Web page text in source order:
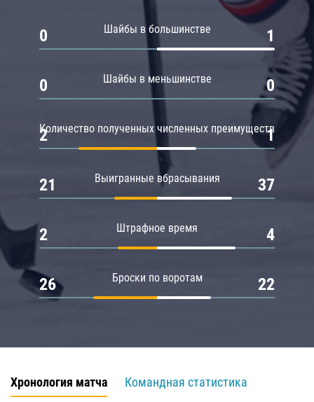
Шайбы в большинстве
0 1
Шайбы в меньшинстве
0 0
Количество полученных численных преимуществ
2 1
Выигранные вбрасывания
21 37
Штрафное время
2 4
Броски по воротам
26 22
Хронология матча
Командная статистика